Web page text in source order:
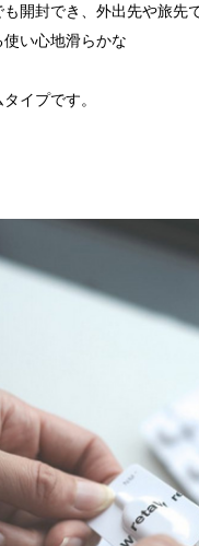
開封でき、外出先や旅先
使い心地滑らかな
イプです。